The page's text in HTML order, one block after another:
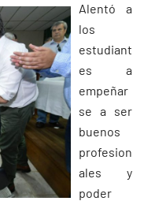
Alentó a
los
estudiant
es a
empeñar
se a ser
buenos
profesion
ales y
poder